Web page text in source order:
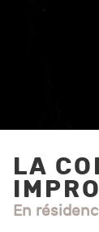
LA
En